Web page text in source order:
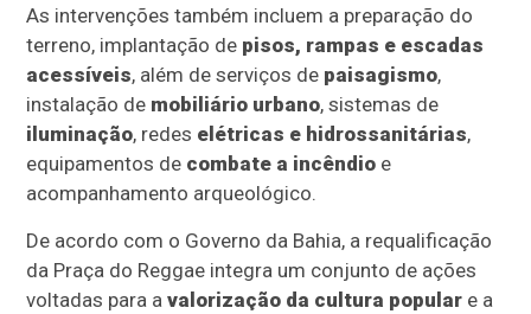
As intervenções também incluem a preparação do
terreno, implantação de pisos, rampas e escadas
acessíveis, além de serviços de paisagismo,
instalação de mobiliário urbano, sistemas de
iluminação, redes elétricas e hidrossanitárias,
equipamentos de combate a incêndio e
acompanhamento arqueológico.
De acordo com o Governo da Bahia, a requalificação
da Praça do Reggae integra um conjunto de ações
voltadas para avalorização da cultura popular e a